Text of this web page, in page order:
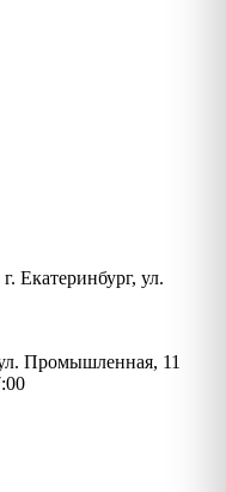
Екатеринбург, ул.
Промышленная, 11